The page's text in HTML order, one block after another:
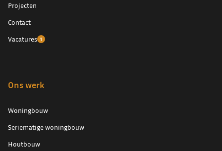
Projecten
Contact
Vacatures 1
Ons werk
Woningbouw
Seriematige woningbouw
Houtbouw